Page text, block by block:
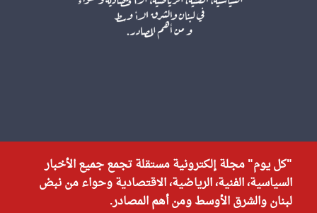
"كل يوم" مجلة إلكترونية مستقلة تجمع جميع الأخبار
السياسية، الفنية، الرياضية، الاقتصادية وحواء من نبض
لبنان والشرق الأوسط ومن أهم المصادر.